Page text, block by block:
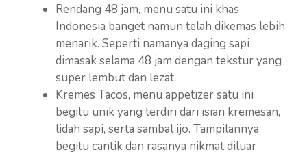
Rendang 48 jam, menu satu ini khas
Indonesia banget namun telah dikemas lebih
menarik. Seperti namanya daging sapi
dimasak selama 48 jam dengan tekstur yang
super lembut dan lezat.
Kremes Tacos, menu appetizer satu ini
begitu unik yang terdiri dari isian kremesan,
lidah sapi, serta sambal ijo. Tampilannya
begitu cantik dan rasanya nikmat diluar